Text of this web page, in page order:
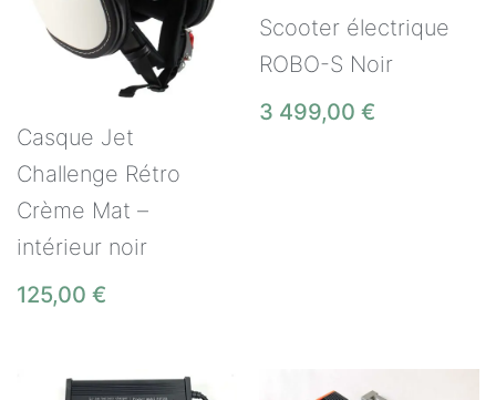
Casque Jet
Challenge Rétro
Crème Mat –
intérieur noir
125,00 €
Scooter électrique
ROBO-S Noir
3 499,00 €